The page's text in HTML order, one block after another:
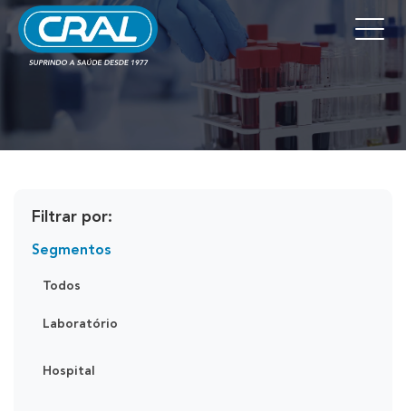
Filtrar por:
Segmentos
Todos
Laboratório
Hospital